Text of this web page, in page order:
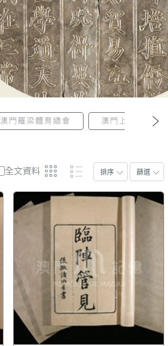
澳門羅梁體育總會 澳門上架木藝工會
全文資料 排序 篩選